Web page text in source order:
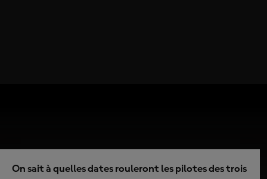
On sait à quelles dates rouleront les pilotes des trois